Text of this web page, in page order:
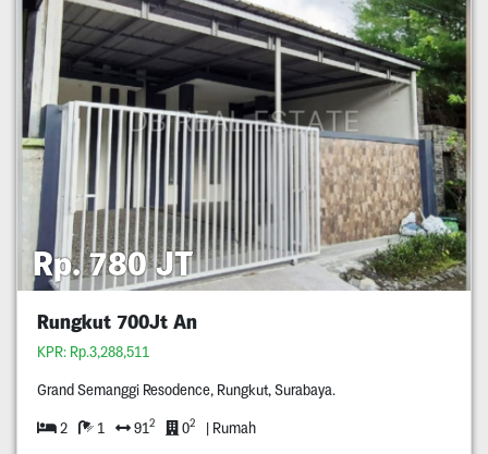
Rp. 780 JT
Rungkut 700Jt An
KPR: Rp.3,288,511
Grand Semanggi Resodence, Rungkut, Surabaya.
2 1 912 02 | Rumah